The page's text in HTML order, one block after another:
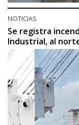
NOTICIAS
Se registra
Industrial, al